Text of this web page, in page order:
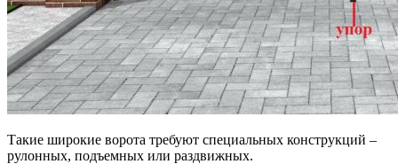
Такие широкие ворота требуют специальных конструкций –
рулонных, подъемных или раздвижных.